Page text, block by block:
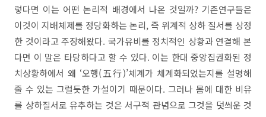
렇다면 이는 어떤 논리적 배경에서 나온 것일까? 기존연구들은
이것이 지배체제를 정당화하는 논리, 즉 위계적 상하 질서를 상정
한 것이라고 주장해왔다. 국가유비를 정치적인 상황과 연결해 본
다면 이 말은 타당하다고 할 수 있다. 이는 한대 중앙집권화된 정
치상황하에서 왜 ‘오행(五行)’체계가 체계화되었는지를 설명해
줄 수 있는 그럴듯한 가설이기 때문이다. 그러나 몸에 대한 비유
를 상하질서로 유추하는 것은 서구적 관념으로 그것을 덧씌운 것